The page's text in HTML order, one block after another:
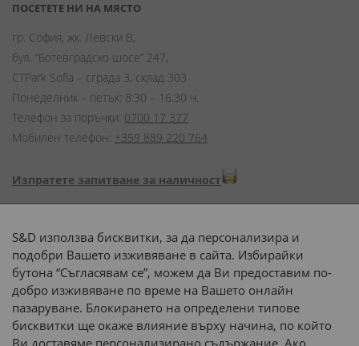
ПОСЕТЕТЕ НИ НА МЯСТО
гр. София, жк. Левски В,
бул. “Ботевградско шосе” 247,
CTPark Sofia – сграда 3, склад 303
Понеделник – петък: 8:30 – 16:30 ч.
Телефон за поръчки: 0700 17 377
Мобилен телефон: +359 889 220 764
Изпратете запитване за наличност
Начини на плащане:
Доставка до адрес с:
S&D използва бисквитки, за да персонализира и
подобри Вашето изживяване в сайта. Избирайки
бутона “Съгласявам се”, можем да Ви предоставим по-
добро изживяване по време на Вашето онлайн
пазаруване. Блокирането на определени типове
бисквитки ще окаже влияние върху начина, по който
Ви доставяме персонализирано съдържание. Ако